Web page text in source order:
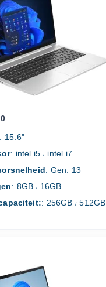
: 15.6"
: intel i5/ intel i7
: Gen. 13
: 8GB / 16GB
: 256GB/ 512GB